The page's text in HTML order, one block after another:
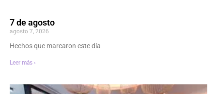
7 de agosto
agosto 7, 2026
Hechos que marcaron este día
Leer más ›